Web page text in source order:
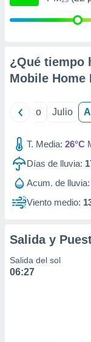
publicidad
publicidad
1199
¿Qué tiempo
Mobile Home
Junio Julio
T. Media: 26°C
Días de lluvia:
Acum. de lluvia:
Viento medio:
Salida y
Salida del sol
06:27